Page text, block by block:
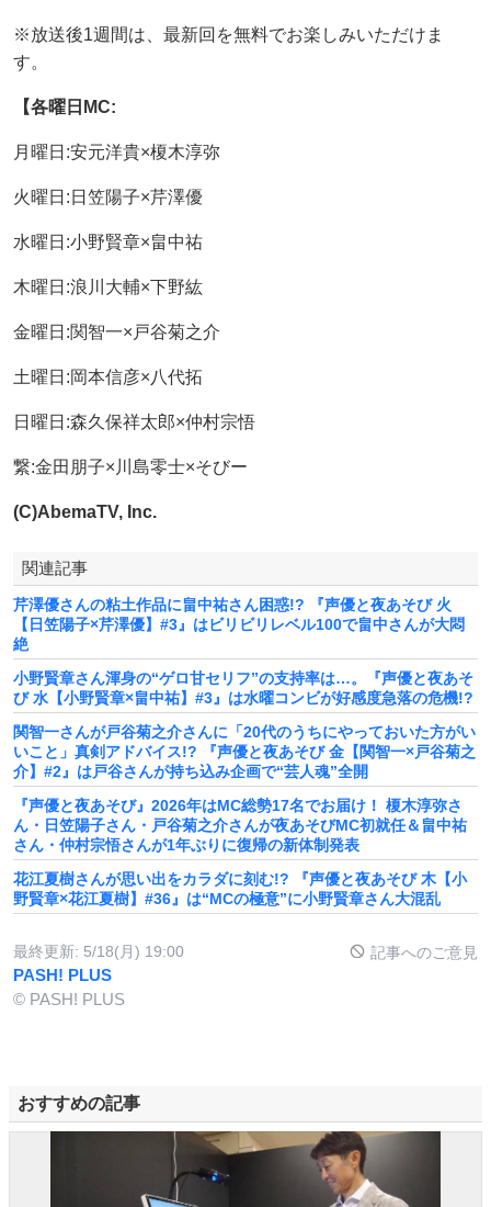
※放送後1週間は、最新回を無料でお楽しみいただけま
す。
【各曜日MC:
月曜日:安元洋貴×榎木淳弥
火曜日:日笠陽子×芹澤優
水曜日:小野賢章×畠中祐
木曜日:浪川大輔×下野紘
金曜日:関智一×戸谷菊之介
土曜日:岡本信彦×八代拓
日曜日:森久保祥太郎×仲村宗悟
繋:金田朋子×川島零士×そびー
(C)AbemaTV, Inc.
関連記事
芹澤優さんの粘土作品に畠中祐さん困惑!? 『声優と夜あそび 火
【日笠陽子×芹澤優】#3』はビリビリレベル100で畠中さんが大悶
絶
小野賢章さん渾身の“ゲロ甘セリフ”の支持率は…。『声優と夜あそ
び 水【小野賢章×畠中祐】#3』は水曜コンビが好感度急落の危機!?
関智一さんが戸谷菊之介さんに「20代のうちにやっておいた方がい
いこと」真剣アドバイス!? 『声優と夜あそび 金【関智一×戸谷菊之
介】#2』は戸谷さんが持ち込み企画で“芸人魂”全開
『声優と夜あそび』2026年はMC総勢17名でお届け！ 榎木淳弥さ
ん・日笠陽子さん・戸谷菊之介さんが夜あそびMC初就任＆畠中祐
さん・仲村宗悟さんが1年ぶりに復帰の新体制発表
花江夏樹さんが思い出をカラダに刻む!? 『声優と夜あそび 木【小
野賢章×花江夏樹】#36』は“MCの極意”に小野賢章さん大混乱
最終更新: 5/18(月) 19:00 記事へのご意見
PASH! PLUS
© PASH! PLUS
おすすめの記事